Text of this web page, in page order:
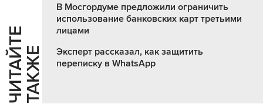
Ч
И
Т
АЙ
Т
Е
Т
А
К
ЖЕ
В Мосгордуме предложили ограничить
использование банковских карт третьими
лицами
Эксперт рассказал, как защитить
переписку в WhatsApp